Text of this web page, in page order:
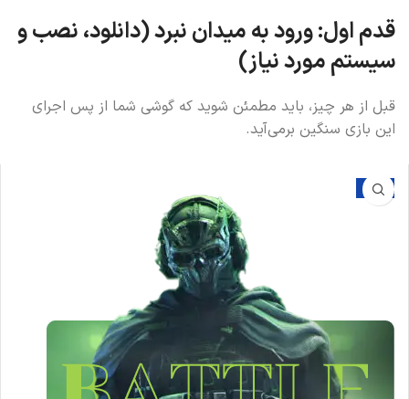
قدم اول: ورود به میدان نبرد (دانلود، نصب و
سیستم مورد نیاز)
قبل از هر چیز، باید مطمئن شوید که گوشی شما از پس اجرای
این بازی سنگین برمی‌آید.
-16%